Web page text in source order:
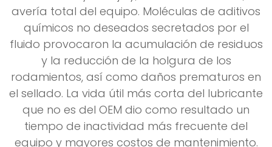
avería total del equipo. Moléculas de aditivos
químicos no deseados secretados por el
fluido provocaron la acumulación de residuos
y la reducción de la holgura de los
rodamientos, así como daños prematuros en
el sellado. La vida útil más corta del lubricante
que no es del OEM dio como resultado un
tiempo de inactividad más frecuente del
equipo y mayores costos de mantenimiento.